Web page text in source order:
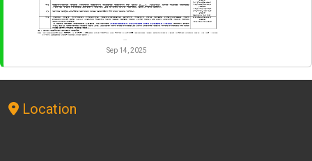
Sep 14, 2025
Location